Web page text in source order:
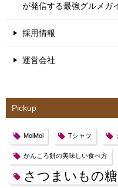
が発信する最強グルメガ
採用情報
運営会社
Pickup
MoiMoi Tシャツ
かんころ餅の美味しい食べ方
さつまいもの